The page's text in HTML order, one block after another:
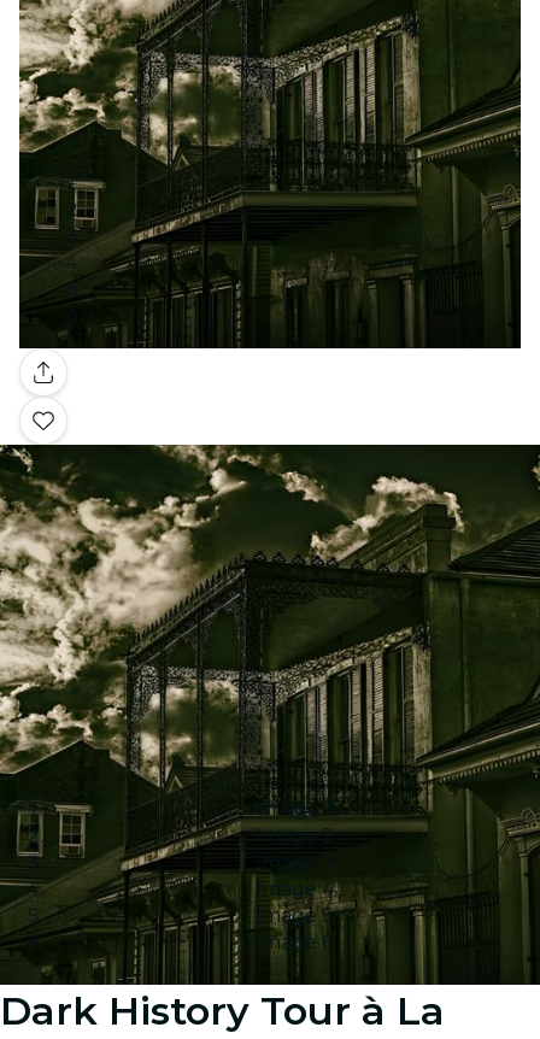
Galerie
Image 1
Image 2
Image 3
Image 4
Image 5
Image 6
Dark History Tour à La